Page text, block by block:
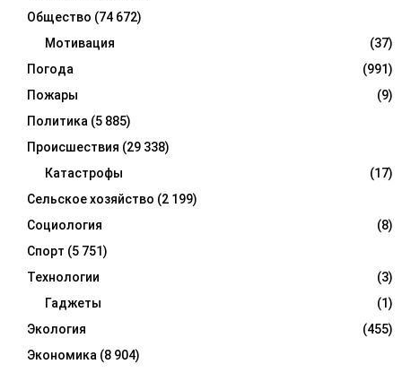
Общество (74 672)
Мотивация
(37)
Погода
(991)
Пожары
(9)
Политика (5 885)
Происшествия (29 338)
Катастрофы
(17)
Сельское хозяйство (2 199)
Социология
(8)
Спорт (5 751)
Технологии
(3)
Гаджеты
(1)
Экология
(455)
Экономика (8 904)